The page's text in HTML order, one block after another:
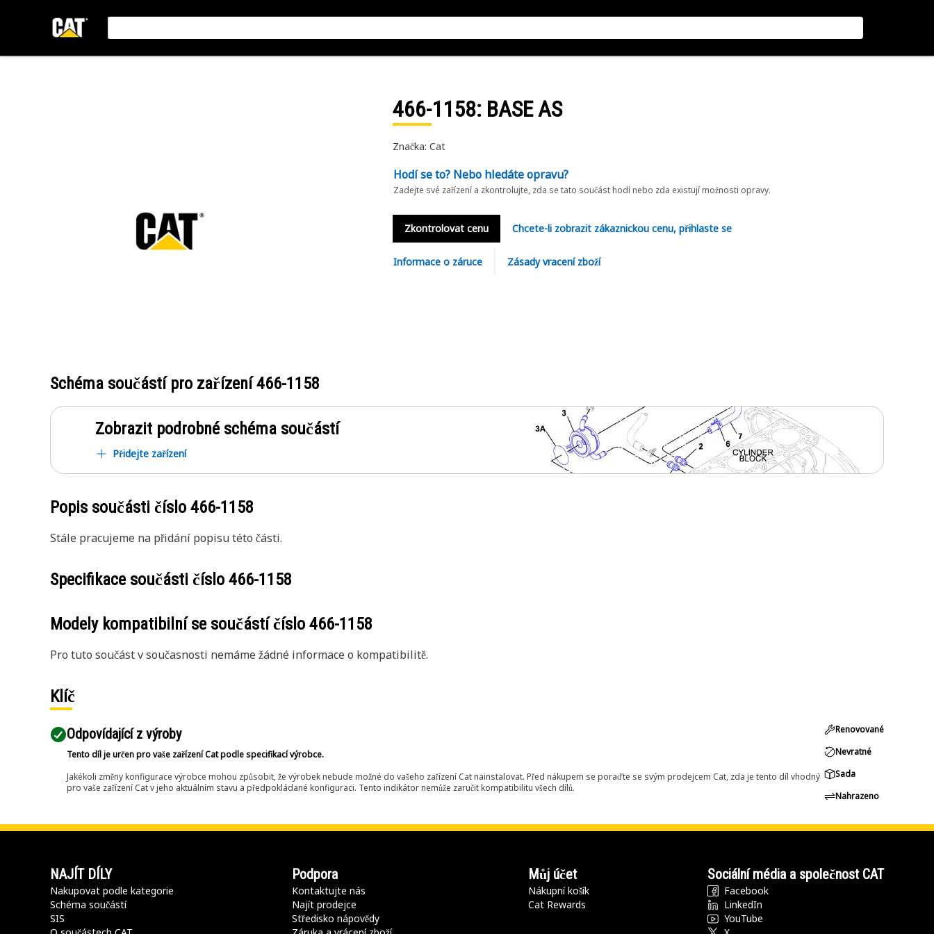
466-1158: BASE AS
Značka: Cat
Hodí se to? Nebo hledáte opravu?
Zadejte své zařízení a zkontrolujte, zda se tato součást hodí nebo zda existují možnosti opravy.
Zkontrolovat cenu Chcete-li zobrazit zákaznickou cenu, přihlaste se
Informace o záruce Zásady vracení zboží
Schéma součástí pro zařízení466-1158
Zobrazit podrobné schéma součástí
Přidejte zařízení
Popis součásti číslo 466-1158
Stále pracujeme na přidání popisu této části.
Specifikace součásti číslo 466-1158
Modely kompatibilní se součástí číslo 466-1158
Pro tuto součást v současnosti nemáme žádné informace o kompatibilitě.
Klíč
Odpovídající z výroby
Tento díl je určen pro vaše zařízení Cat podle specifikací výrobce.
Jakékoli změny konfigurace výrobce mohou způsobit, že výrobek nebude možné do vašeho zařízení Cat nainstalovat. Před nákupem se poraďte se svým prodejcem Cat, zda je tento díl vhodný
pro vaše zařízení Cat v jeho aktuálním stavu a předpokládané konfiguraci. Tento indikátor nemůže zaručit kompatibilitu všech dílů.
Renovované
Nevratné
Sada
Nahrazeno
NAJÍT DÍLY
Nakupovat podle kategorie
Schéma součástí
SIS
Podpora
Kontaktujte nás
Najít prodejce
Středisko nápovědy
Můj účet
Nákupní košík
Cat Rewards
Sociální média a společnost CAT
Facebook
LinkedIn
YouTube